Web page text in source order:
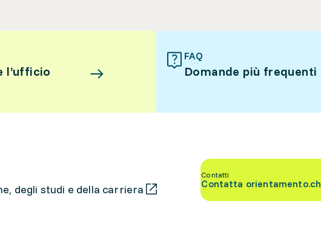
l’ufficio
FAQ
Domande più frequenti
degli studi e della carriera
Contatti
Contatta orientamento.ch